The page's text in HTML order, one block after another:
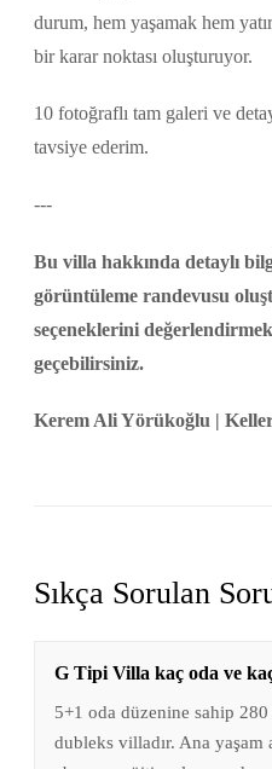
durum, hem yaşamak hem
bir karar noktası oluşturuyor.
10 fotoğraflı tam galeri ve
tavsiye ederim.
---
Bu villa hakkında detaylı
görüntüleme randevusu
seçeneklerini
geçebilirsiniz.
Kerem Ali Yörükoğlu |
Sıkça Sorulan
G Tipi Villa kaç oda ve
5+1 oda düzenine sahip
dubleks villadır. Ana yaşam